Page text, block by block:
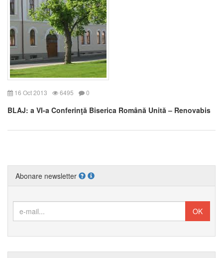
16 Oct 2013 6495 0
BLAJ: a VI-a Conferinţă Biserica Română Unită – Renovabis
Abonare newsletter